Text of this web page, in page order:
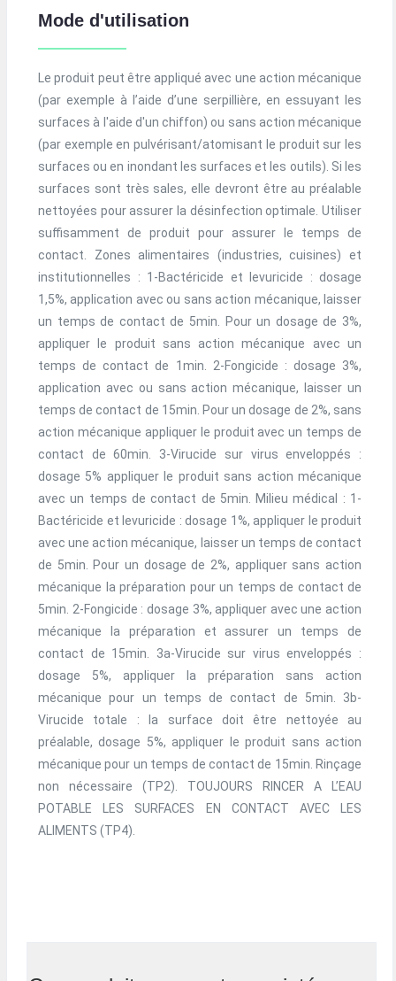
Mode d'utilisation
Le produit peut être appliqué avec une action mécanique
(par exemple à l’aide d’une serpillière, en essuyant les
surfaces à l'aide d'un chiffon) ou sans action mécanique
(par exemple en pulvérisant/atomisant le produit sur les
surfaces ou en inondant les surfaces et les outils). Si les
surfaces sont très sales, elle devront être au préalable
nettoyées pour assurer la désinfection optimale. Utiliser
suffisamment de produit pour assurer le temps de
contact. Zones alimentaires (industries, cuisines) et
institutionnelles : 1-Bactéricide et levuricide : dosage
1,5%, application avec ou sans action mécanique, laisser
un temps de contact de 5min. Pour un dosage de 3%,
appliquer le produit sans action mécanique avec un
temps de contact de 1min. 2-Fongicide : dosage 3%,
application avec ou sans action mécanique, laisser un
temps de contact de 15min. Pour un dosage de 2%, sans
action mécanique appliquer le produit avec un temps de
contact de 60min. 3-Virucide sur virus enveloppés :
dosage 5% appliquer le produit sans action mécanique
avec un temps de contact de 5min. Milieu médical : 1-
Bactéricide et levuricide : dosage 1%, appliquer le produit
avec une action mécanique, laisser un temps de contact
de 5min. Pour un dosage de 2%, appliquer sans action
mécanique la préparation pour un temps de contact de
5min. 2-Fongicide : dosage 3%, appliquer avec une action
mécanique la préparation et assurer un temps de
contact de 15min. 3a-Virucide sur virus enveloppés :
dosage 5%, appliquer la préparation sans action
mécanique pour un temps de contact de 5min. 3b-
Virucide totale : la surface doit être nettoyée au
préalable, dosage 5%, appliquer le produit sans action
mécanique pour un temps de contact de 15min. Rinçage
non nécessaire (TP2). TOUJOURS RINCER A L’EAU
POTABLE LES SURFACES EN CONTACT AVEC LES
ALIMENTS (TP4).